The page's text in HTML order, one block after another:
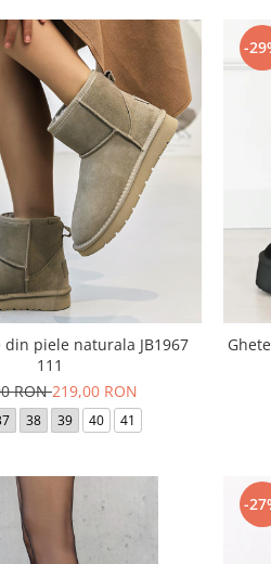
din piele naturala JB1967
111
RON219,00 RON
38 39 40 41
-
-